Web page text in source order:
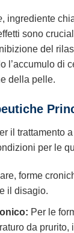
, ingrediente
sono
del
l’accumulo di
della pelle.
il trattamento
per le
forme
il disagio.
Per le
da